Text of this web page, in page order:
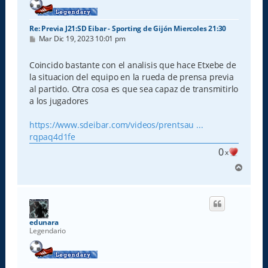
Re: Previa J21:SD Eibar - Sporting de Gijón Miercoles 21:30
M
s
a
e
Mar Dic 19, 2023 10:01 pm
Coincido bastante con el analisis que hace Etxebe de
la situacion del equipo en la rueda de prensa previa
al partido. Otra cosa es que sea capaz de transmitirlo
a los jugadores
https://www.sdeibar.com/videos/prentsau ...
rqpaq4d1fe
0x
r
edunara
Legendario